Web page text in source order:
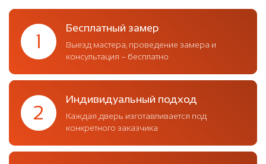
1
Бесплатный замер
Выезд мастера, проведение замера и
консультация – бесплатно
2
Индивидуальный подход
Каждая дверь изготавливается под
конкретного заказчика